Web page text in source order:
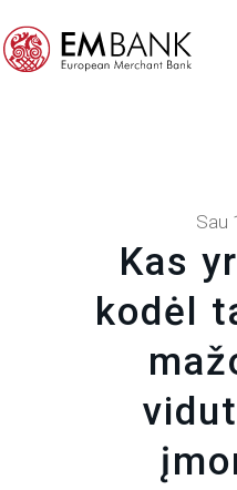
Sau
Kas
kodėl